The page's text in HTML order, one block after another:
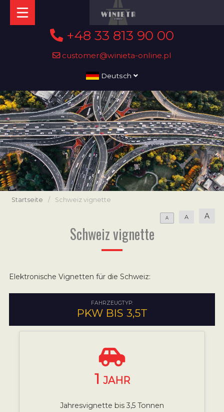
+48 33 813 90 00
customer@winieta-online.pl
Deutsch
Startseite / Schweiz vignette
A A A
Schweiz vignette
Elektronische Vignetten für die Schweiz:
FAHRZEUGTYP:
PKW BIS 3,5T
1 JAHR
Jahresvignette bis 3,5 Tonnen